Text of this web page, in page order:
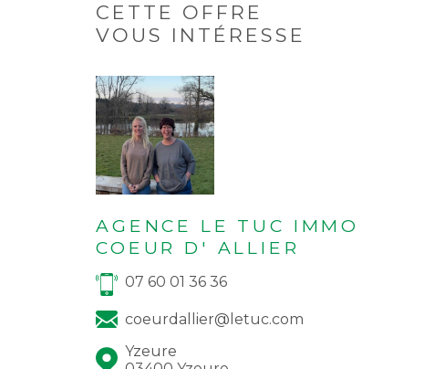
CETTE OFFRE
VOUS INTÉRESSE
AGENCE LE TUC IMMO
COEUR D' ALLIER
07 60 01 36 36
coeurdallier@letuc.com
Yzeure